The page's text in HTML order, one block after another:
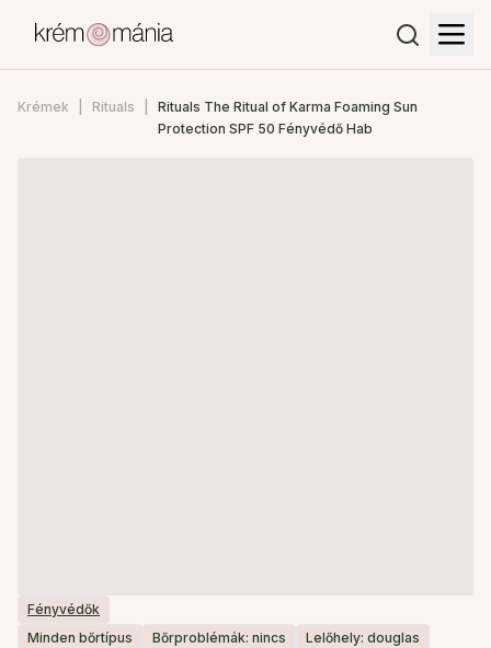
Krémek Rituals
Rituals The Ritual of Karma Foaming Sun
Protection SPF 50 Fényvédő Hab
Fényvédők
Minden bőrtípus
Bőrproblémák: nincs Lelőhely: douglas